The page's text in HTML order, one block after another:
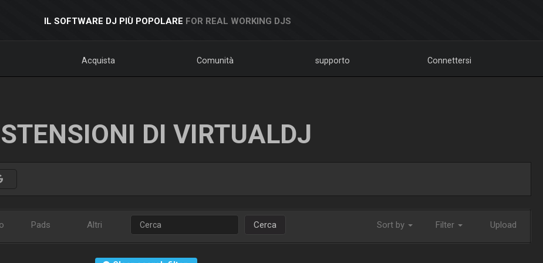
IL SOFTWARE DJ PIÙ POPOLARE FOR REAL WORKING DJS
Acquista Comunità supporto Connettersi
DI VIRTUALDJ
Pads Altri Cerca Sort by Filter Upload